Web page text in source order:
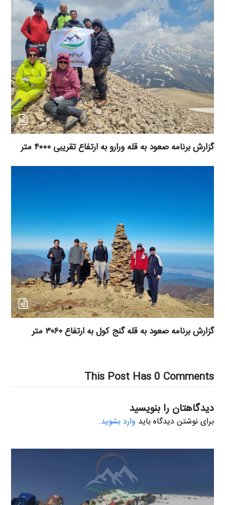
گزارش برنامه صعود به قله ورارو به ارتفاع تقریبی ۴۰۰۰ متر
گزارش برنامه صعود به قله گنج کول به ارتفاع ۳۰۶۰ متر
This Post Has 0 Comments
دیدگاهتان را بنویسید
برای نوشتن دیدگاه باید وارد بشوید.